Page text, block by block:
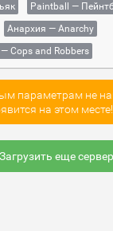
Paintball —
Анархия — Anarchy
Cops and Robbers
параметрам не
на этом месте!
Загрузить еще